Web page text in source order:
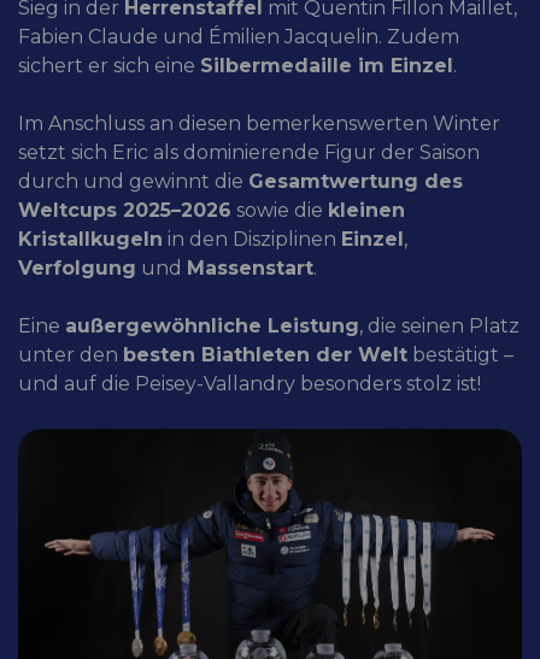
Sieg in der Herrenstaffel
mit Quentin Fillon Maillet,
Fabien Claude und Émilien Jacquelin. Zudem
sichert er sich eine Silbermedaille im Einzel.
Im Anschluss an diesen bemerkenswerten Winter
setzt sich Eric als dominierende Figur der Saison
durch und gewinnt die Gesamtwertung des
Weltcups 2025–2026 sowie die kleinen
Kristallkugeln in den Disziplinen Einzel,
Verfolgung und Massenstart.
Eine außergewöhnliche Leistung, die seinen Platz
unter den besten Biathleten der Welt bestätigt –
und auf die Peisey-Vallandry besonders stolz ist!